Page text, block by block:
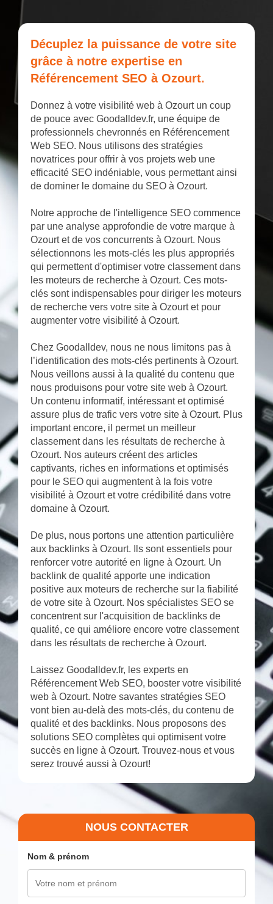
Décuplez la puissance de votre site
grâce à notre expertise en
Référencement SEO à Ozourt.
Donnez à votre visibilité web à Ozourt un coup
de pouce avec Goodalldev.fr, une équipe de
professionnels chevronnés en Référencement
Web SEO. Nous utilisons des stratégies
novatrices pour offrir à vos projets web une
efficacité SEO indéniable, vous permettant ainsi
de dominer le domaine du SEO à Ozourt.
Notre approche de l'intelligence SEO commence
par une analyse approfondie de votre marque à
Ozourt et de vos concurrents à Ozourt. Nous
sélectionnons les mots-clés les plus appropriés
qui permettent d'optimiser votre classement dans
les moteurs de recherche à Ozourt. Ces mots-
clés sont indispensables pour diriger les moteurs
de recherche vers votre site à Ozourt et pour
augmenter votre visibilité à Ozourt.
Chez Goodalldev, nous ne nous limitons pas à
l’identification des mots-clés pertinents à Ozourt.
Nous veillons aussi à la qualité du contenu que
nous produisons pour votre site web à Ozourt.
Un contenu informatif, intéressant et optimisé
assure plus de trafic vers votre site à Ozourt. Plus
important encore, il permet un meilleur
classement dans les résultats de recherche à
Ozourt. Nos auteurs créent des articles
captivants, riches en informations et optimisés
pour le SEO qui augmentent à la fois votre
visibilité à Ozourt et votre crédibilité dans votre
domaine à Ozourt.
De plus, nous portons une attention particulière
aux backlinks à Ozourt. Ils sont essentiels pour
renforcer votre autorité en ligne à Ozourt. Un
backlink de qualité apporte une indication
positive aux moteurs de recherche sur la fiabilité
de votre site à Ozourt. Nos spécialistes SEO se
concentrent sur l'acquisition de backlinks de
qualité, ce qui améliore encore votre classement
dans les résultats de recherche à Ozourt.
Laissez Goodalldev.fr, les experts en
Référencement Web SEO, booster votre visibilité
web à Ozourt. Notre savantes stratégies SEO
vont bien au-delà des mots-clés, du contenu de
qualité et des backlinks. Nous proposons des
solutions SEO complètes qui optimisent votre
succès en ligne à Ozourt. Trouvez-nous et vous
serez trouvé aussi à Ozourt!
NOUS CONTACTER
Nom & prénom